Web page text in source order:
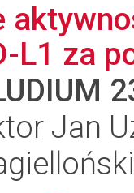
L1 za
Jan